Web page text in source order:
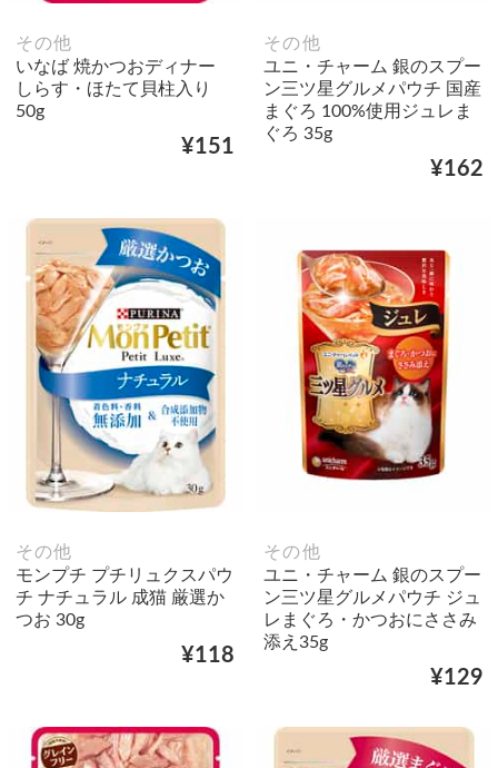
その他
いなば 焼かつおディナー
しらす・ほたて貝柱入り
50g
¥151
その他
ユニ・チャーム 銀のスプー
ン三ツ星グルメパウチ 国産
まぐろ 100%使用ジュレま
ぐろ 35g
¥162
その他
モンプチ プチリュクスパウ
チ ナチュラル 成猫 厳選か
つお 30g
¥118
その他
ユニ・チャーム 銀のスプー
ン三ツ星グルメパウチ ジュ
レまぐろ・かつおにささみ
添え35g
¥129